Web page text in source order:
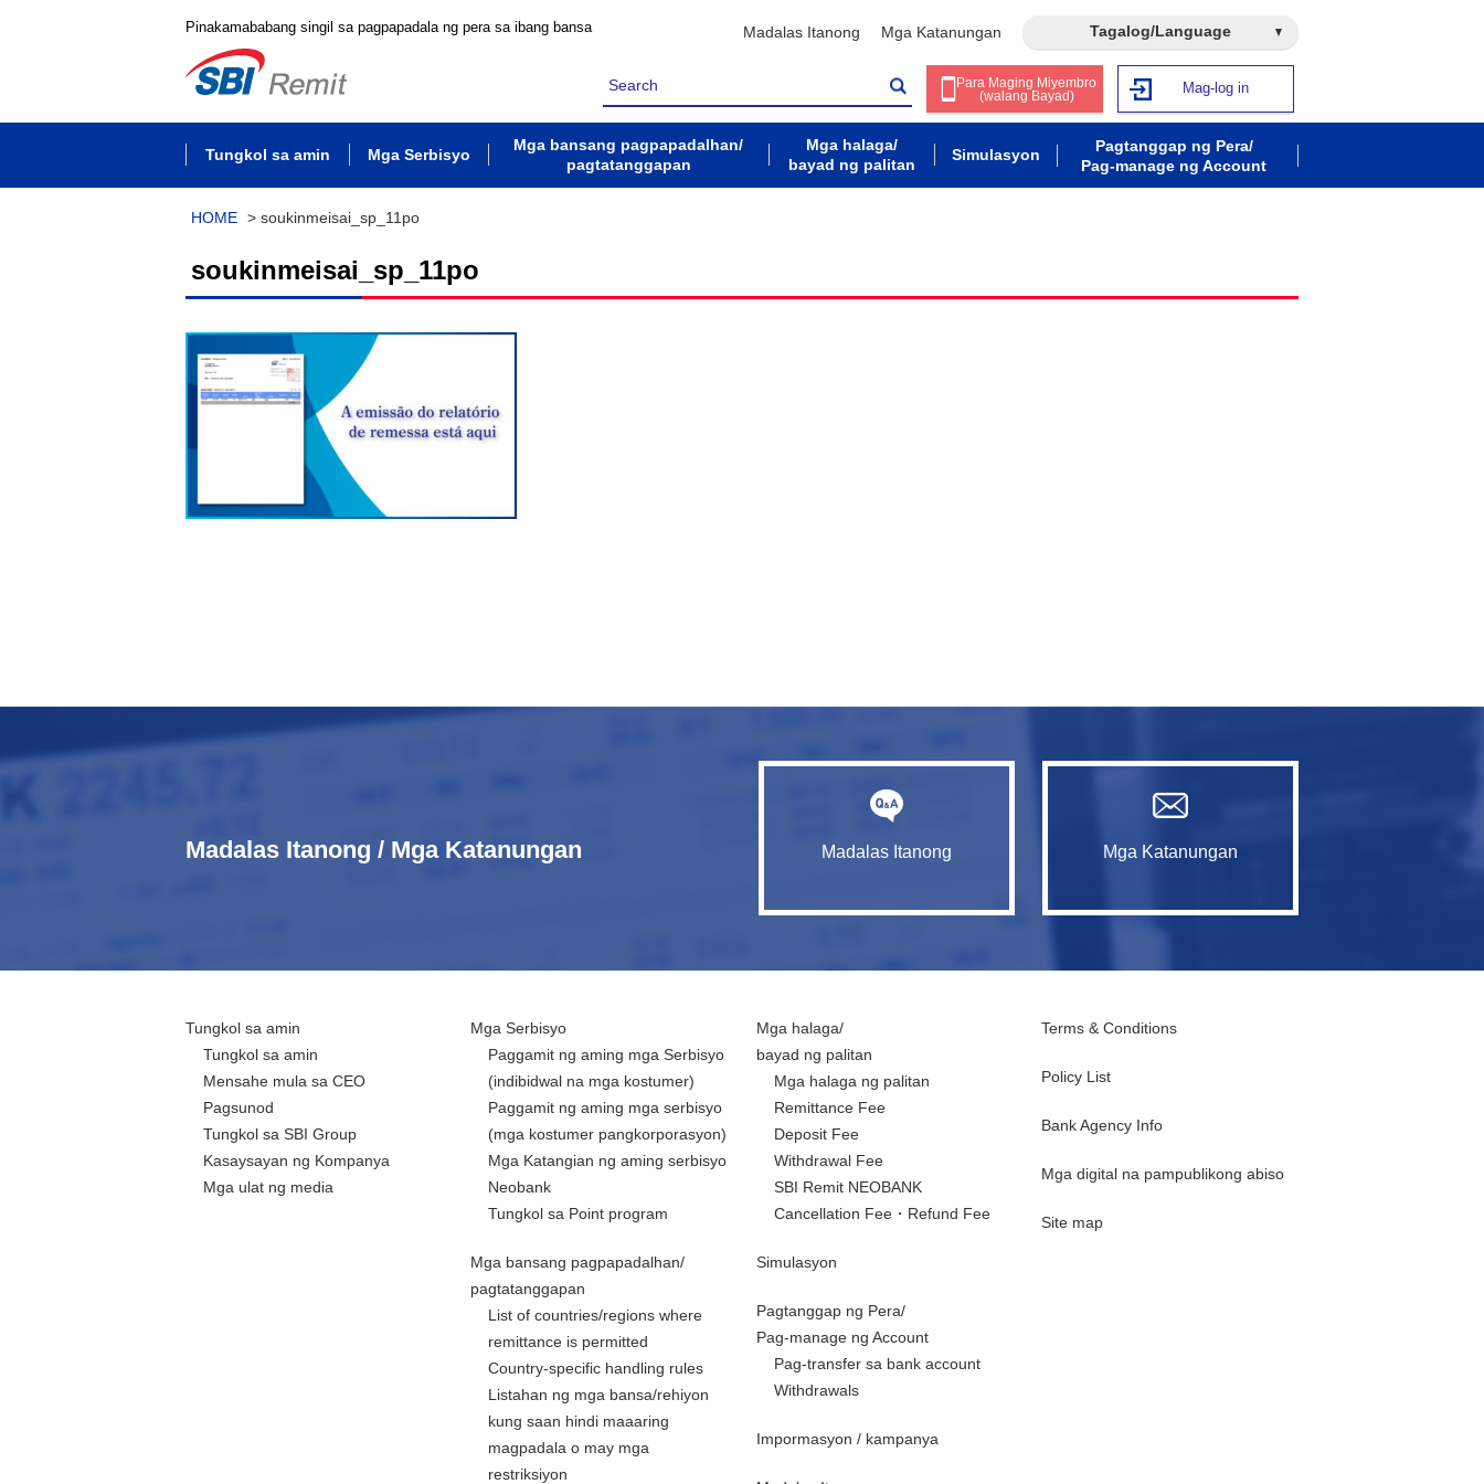
Pinakamababang singil sa pagpapadala ng pera sa ibang bansa Madalas Itanong Mga Katanungan Tagalog/Language
Para Maging Miyembro
(walang Bayad)
Mag-log in
Tungkol sa amin Mga Serbisyo
Mga bansang pagpapadalhan/
pagtatanggapan
Mga halaga/
bayad ng palitan
Simulasyon
Pagtanggap ng Pera/
Pag-manage ng Account
HOME > soukinmeisai_sp_11po
soukinmeisai_sp_11po
Madalas Itanong / Mga Katanungan Madalas Itanong Mga Katanungan
Tungkol sa amin
Tungkol sa amin
Mensahe mula sa CEO
Pagsunod
Tungkol sa SBI Group
Kasaysayan ng Kompanya
Mga ulat ng media
Mga Serbisyo
Paggamit ng aming mga Serbisyo
(indibidwal na mga kostumer)
Paggamit ng aming mga serbisyo
(mga kostumer pangkorporasyon)
Mga Katangian ng aming serbisyo
Neobank
Tungkol sa Point program
Mga bansang pagpapadalhan/
pagtatanggapan
List of countries/regions where
remittance is permitted
Country-specific handling rules
Listahan ng mga bansa/rehiyon
kung saan hindi maaaring
magpadala o may mga
restriksiyon
Mga halaga/
bayad ng palitan
Mga halaga ng palitan
Remittance Fee
Deposit Fee
Withdrawal Fee
SBI Remit NEOBANK
Cancellation Fee・Refund Fee
Simulasyon
Pagtanggap ng Pera/
Pag-manage ng Account
Pag-transfer sa bank account
Withdrawals
Impormasyon / kampanya
Terms & Conditions
Policy List
Bank Agency Info
Mga digital na pampublikong abiso
Site map